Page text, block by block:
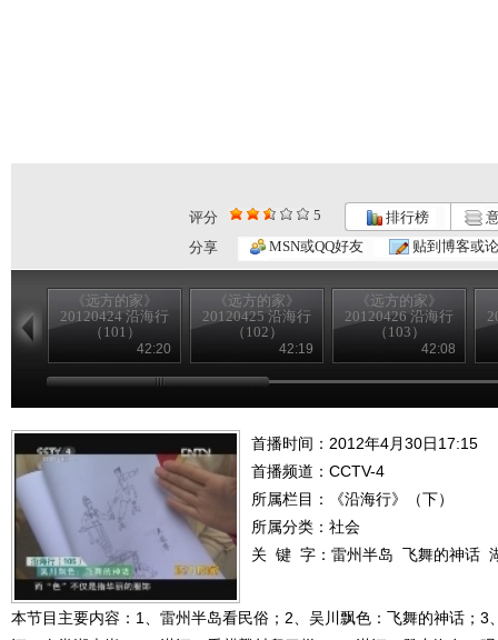
评分 5 排行榜
分享
MSN或QQ好友 贴到博客或
《远方的家》
20120424 沿海行
（101）
42:20
《远方的家》
20120425 沿海行
（102）
42:19
《远方的家》
20120426 沿海行
（103）
42:08
首播时间：2012年4月30日17:15
首播频道： CCTV-4
所属栏目：
《沿海行》（下）
所属分类：社会
关 键 字： 雷州半岛 飞舞的神话
本节目主要内容：1、雷州半岛看民俗；2、吴川飘色：飞舞的神话；3